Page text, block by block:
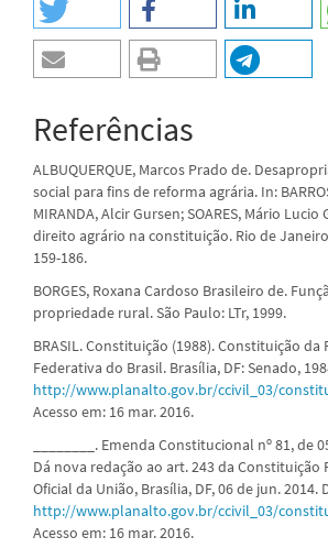
Referências
ALBUQUERQUE, Marcos Prado de.
social para fins de reforma agrária. In:
MIRANDA, Alcir Gursen; SOARES, Mário Lucio
direito agrário na constituição. Rio de
159-186.
BORGES, Roxana Cardoso Brasileiro de.
propriedade rural. São Paulo: LTr, 1999.
BRASIL. Constituição (1988). Constituição da
Federativa do Brasil. Brasília, DF: Senado,
http://www.planalto.gov.br/ccivil_03/
Acesso em: 16 mar. 2016.
________. Emenda Constitucional nº 81, de
Dá nova redação ao art. 243 da Constituição
Oficial da União, Brasília, DF, 06 de jun. 2014.
http://www.planalto.gov.br/ccivil_03/
Acesso em: 16 mar. 2016.